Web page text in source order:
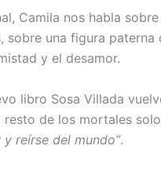
Camila nos habla
una figura paterna
y el desamor.
libro Sosa Villada
resto de los mortales
reírse del mundo”.